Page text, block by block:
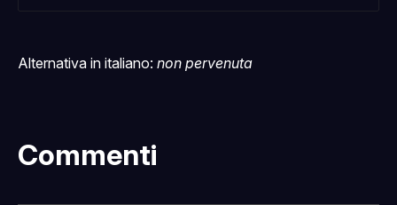
Alternativa in italiano: non pervenuta
Commenti